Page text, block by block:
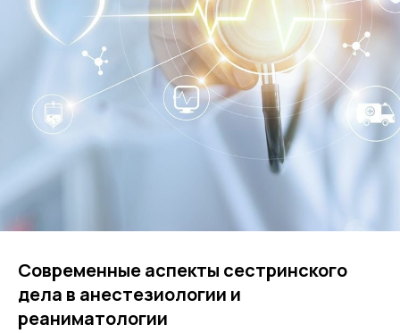
Современные аспекты сестринского
дела в анестезиологии и
реаниматологии